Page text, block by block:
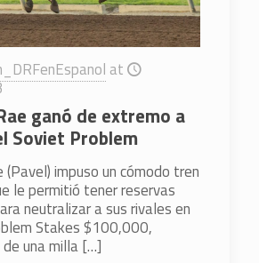
at
ganó de extremo a
Soviet Problem
(Pavel) impuso un cómodo tren
le permitió tener reservas
neutralizar a sus rivales en
Stakes $100,000,
una milla[…]